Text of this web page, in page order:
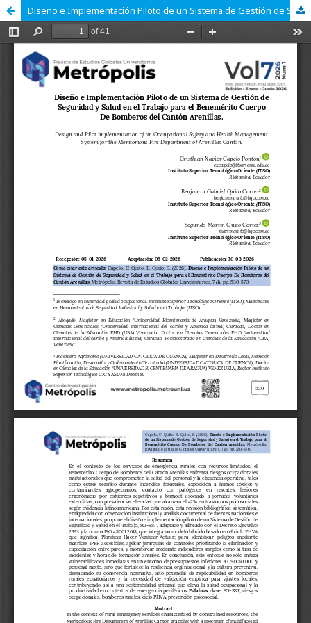
Diseño e Implementación Piloto de un Sistema de Gestión de Seguridad y Salud en el Trabajo para el Benemérito Cuerpo De Bomberos del Cantón Arenillas.